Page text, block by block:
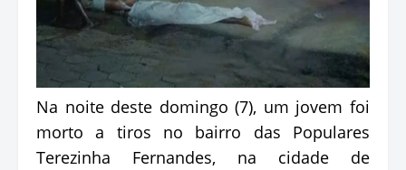
Na noite deste domingo (7), um jovem foi
morto a tiros no bairro das Populares
Terezinha Fernandes, na cidade de